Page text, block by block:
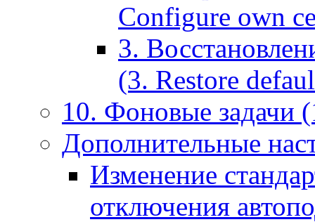
Configure own
3.
(3. Restore
10. Фоновые задачи
Дополнительные
Изменение
отключения